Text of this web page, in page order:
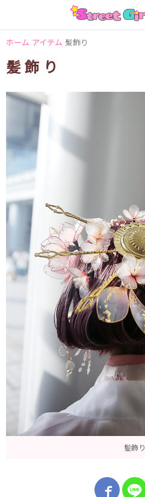
ホーム アイテム 髪飾り
髪飾り
髪飾り